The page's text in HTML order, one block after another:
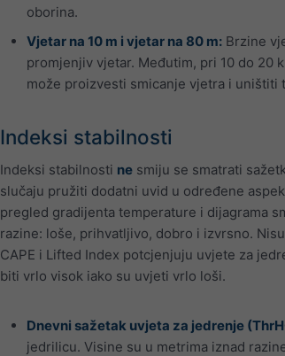
oborina.
Vjetar na 10 m i vjetar na 80 m: Brzine
promjenjiv vjetar. Međutim, pri 10 do 20
može proizvesti smicanje vjetra i uništiti
Indeksi stabilnosti
Indeksi stabilnosti ne smiju se smatrati
slučaju pružiti dodatni uvid u određene
pregled gradijenta temperature i dijagrama
razine: loše, prihvatljivo, dobro i izvrsno.
CAPE i Lifted Index potcjenjuju uvjete za
biti vrlo visok iako su uvjeti vrlo loši.
Dnevni sažetak uvjeta za jedrenje
jedrilicu. Visine su u metrima iznad